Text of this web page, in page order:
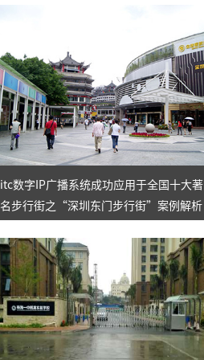
itc数字IP广播系统成功应用于全国十大著
名步行街之“深圳东门步行街”案例解析